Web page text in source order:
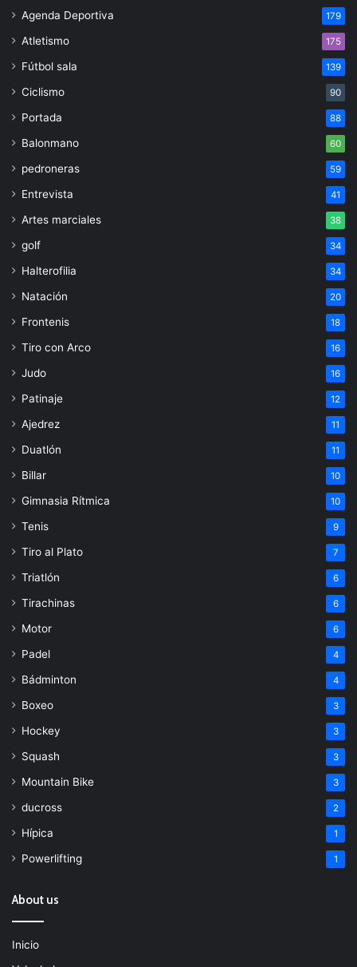
Agenda Deportiva 179
Atletismo 175
Fútbol sala 139
Ciclismo 90
Portada 88
Balonmano 60
pedroneras 59
Entrevista 41
Artes marciales 38
golf 34
Halterofilia 34
Natación 20
Frontenis 18
Tiro con Arco 16
Judo 16
Patinaje 12
Ajedrez 11
Duatlón 11
Billar 10
Gimnasia Rítmica 10
Tenis 9
Tiro al Plato 7
Triatlón 6
Tirachinas 6
Motor 6
Padel 4
Bádminton 4
Boxeo 3
Hockey 3
Squash 3
Mountain Bike 3
ducross 2
Hípica 1
Powerlifting 1
About us
Inicio